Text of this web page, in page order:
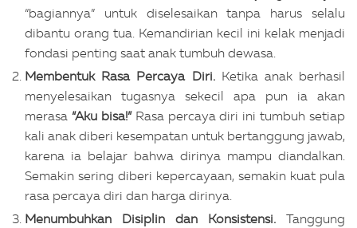
“bagiannya” untuk diselesaikan tanpa harus selalu
dibantu orang tua. Kemandirian kecil ini kelak menjadi
fondasi penting saat anak tumbuh dewasa.
Membentuk Rasa Percaya Diri. Ketika anak berhasil
menyelesaikan tugasnya sekecil apa pun ia akan
merasa “Aku bisa!”Rasa percaya diri ini tumbuh setiap
kali anak diberi kesempatan untuk bertanggung jawab,
karena ia belajar bahwa dirinya mampu diandalkan.
Semakin sering diberi kepercayaan, semakin kuat pula
rasa percaya diri dan harga dirinya.
Menumbuhkan Disiplin dan Konsistensi. Tanggung